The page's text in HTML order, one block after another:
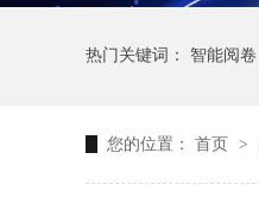
热门关键词： 智能阅卷
您的位置： 首页 >